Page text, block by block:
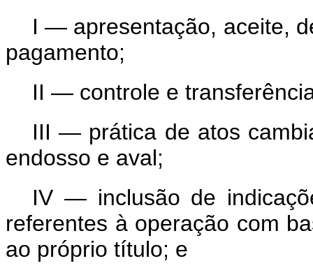
I — apresentação, aceite,
pagamento;
II — controle e
III — prática de atos
endosso e aval;
IV — inclusão de
referentes à operação com
ao próprio título; e